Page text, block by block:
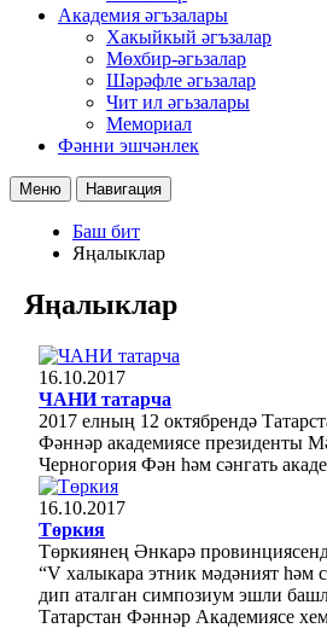
Академия әгъзалары
Хакыйкый әгъзалар
Мөхбир-әгьзалар
Шәрәфле әгьзалар
Чит ил әгьзалары
Мемориал
Фәнни эшчәнлек
Меню Навигация
Баш бит
Яңалыклар
Яңалыклар
16.10.2017
ЧАНИ татарча
2017 елның 12 октябрендә
Фәннәр академиясе президенты
Черногория Фән һәм сәнгать
16.10.2017
Төркия
Төркиянең Әнкарә
“V халыкара этник мәдәният һәм
дип аталган симпозиум эшли
Татарстан Фәннәр Академиясе